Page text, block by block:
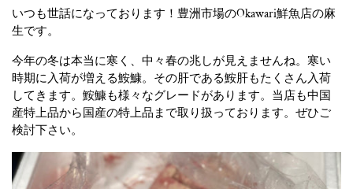
いつも世話になっております！豊洲市場のOkawari鮮魚店の麻
生です。
今年の冬は本当に寒く、中々春の兆しが見えませんね。寒い
時期に入荷が増える鮟鱇。その肝である鮟肝もたくさん入荷
してきます。鮟鱇も様々なグレードがあります。当店も中国
産特上品から国産の特上品まで取り扱っております。ぜひご
検討下さい。